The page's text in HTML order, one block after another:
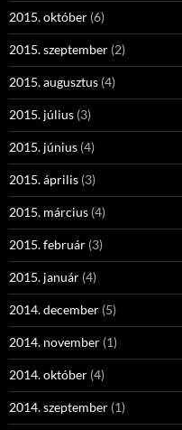
2015. október (6)
2015. szeptember (2)
2015. augusztus (4)
2015. július (3)
2015. június (4)
2015. április (3)
2015. március (4)
2015. február (3)
2015. január (4)
2014. december (5)
2014. november (1)
2014. október (4)
2014. szeptember (1)